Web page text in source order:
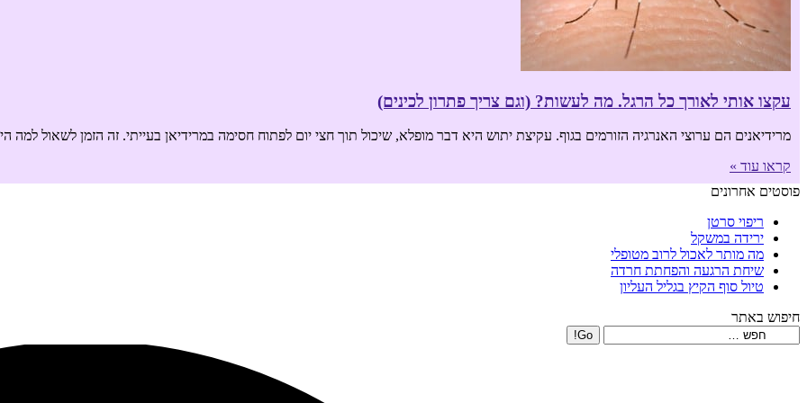
עקצו אותי לאורך כל הרגל. מה לעשות? (וגם צריך פתרון לכינים)
מרידיאנים הם ערוצי האנרגיה הזורמים בגוף. עקיצת יתוש היא דבר מופלא, שיכול תוך חצי יום לפתוח חסימה במרידיאן בעייתי. זה הזמן לשאול למה
קראו עוד »
פוסטים אחרונים
ריפוי סרטן
ירידה במשקל
מה מותר לאכול לרוב מטופלי
שיחת הרגעה והפחתת חרדה
טיול סוף הקיץ בגליל העליון
חיפוש באתר
Search: